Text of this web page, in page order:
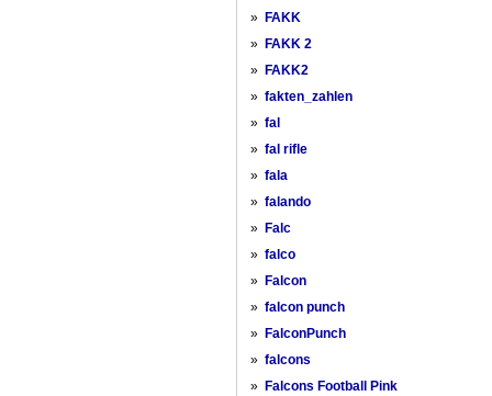
» FAKK
» FAKK 2
» FAKK2
» fakten_zahlen
» fal
» fal rifle
» fala
» falando
» Falc
» falco
» Falcon
» falcon punch
» FalconPunch
» falcons
» Falcons Football Pink